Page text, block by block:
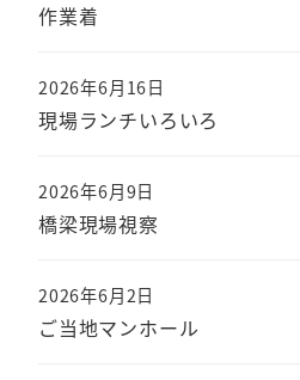
作業着
現場ランチいろいろ
2026年6月16日
橋梁現場視察
2026年6月9日
ご当地マンホール
2026年6月2日